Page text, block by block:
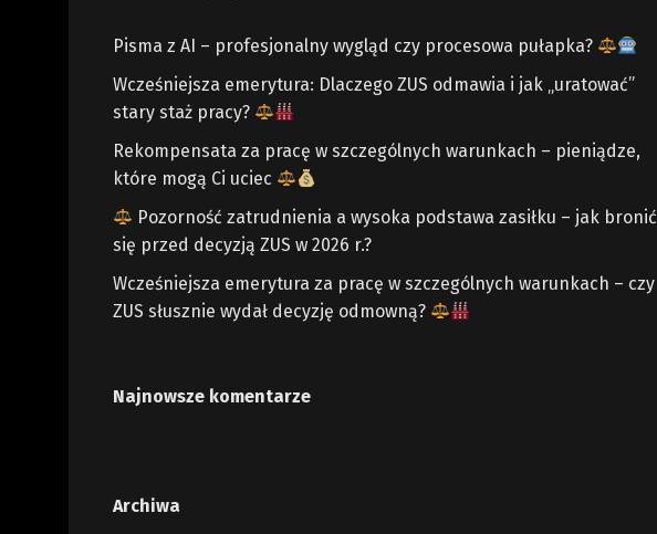
Pisma z AI – profesjonalny wygląd czy procesowa pułapka?
Wcześniejsza emerytura: Dlaczego ZUS odmawia i jak „uratować”
stary staż pracy?
Rekompensata za pracę w szczególnych warunkach – pieniądze,
które mogą Ci uciec
Pozorność zatrudnienia a wysoka podstawa zasiłku – jak bronić
się przed decyzją ZUS w 2026 r.?
Wcześniejsza emerytura za pracę w szczególnych warunkach – czy
ZUS słusznie wydał decyzję odmowną?
Najnowsze komentarze
Archiwa